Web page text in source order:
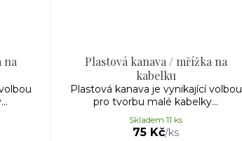
na
Plastová kanava / mřížka na
kabelku
Plastová kanava je vynikající volbou
pro tvorbu malé kabelky...
75 Kč/ks
Skladem 11 ks